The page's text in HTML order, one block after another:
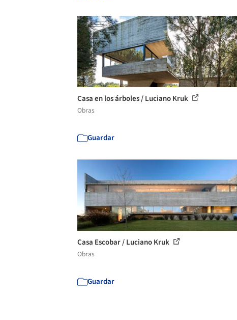
Casa en los árboles / Luciano Kruk
Obras
Guardar
Casa Escobar / Luciano Kruk
Obras
Guardar